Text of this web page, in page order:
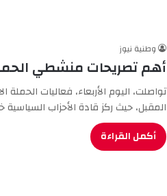
وطنية نيوز
أهم تصريحات منشطي
المقبل، حيث ركز قادة الأحزاب السياسية
أكمل القراءة